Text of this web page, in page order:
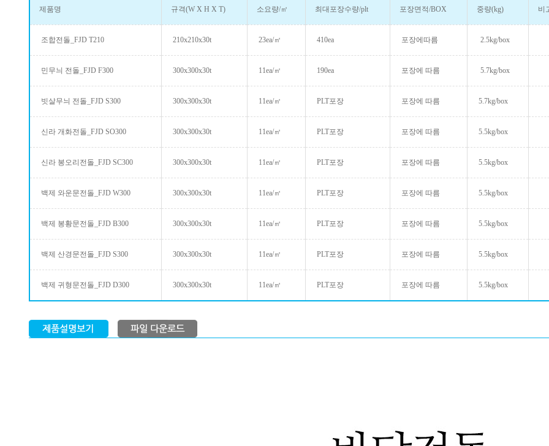
제품명 규격(W X H X T) 소요량/㎡ 최대포장수량/plt 포장면적/BOX 중량(kg) 비
조합전돌_FJD T210 210x210x30t 23ea/㎡ 410ea 포장에따름 2.5kg/box
민무늬 전돌_FJD F300 300x300x30t 11ea/㎡ 190ea 포장에 따름 5.7kg/box
빗살무늬 전돌_FJD S300 300x300x30t 11ea/㎡ PLT포장 포장에 따름 5.7kg/box
신라 개화전돌_FJD SO300 300x300x30t 11ea/㎡ PLT포장 포장에 따름 5.5kg/box
신라 봉오리전돌_FJD SC300 300x300x30t 11ea/㎡ PLT포장 포장에 따름 5.5kg/box
백제 와운문전돌_FJD W300 300x300x30t 11ea/㎡ PLT포장 포장에 따름 5.5kg/box
백제 봉황문전돌_FJD B300 300x300x30t 11ea/㎡ PLT포장 포장에 따름 5.5kg/box
백제 산경문전돌_FJD S300 300x300x30t 11ea/㎡ PLT포장 포장에 따름 5.5kg/box
백제 귀형문전돌_FJD D300 300x300x30t 11ea/㎡ PLT포장 포장에 따름 5.5kg/box